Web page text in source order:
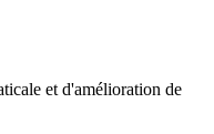
et d'amélioration de